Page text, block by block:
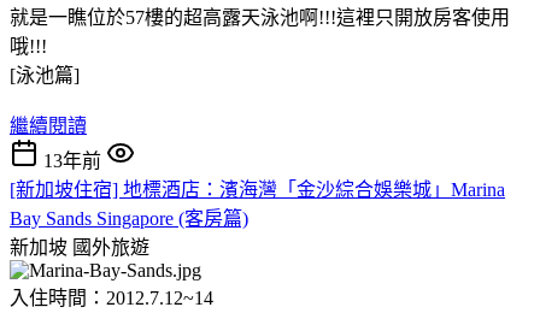
就是一瞧位於57樓的超高露天泳池啊 !!!這裡只開放房客使用
哦!!!
[泳池篇]
繼續閱讀
13年前
[新加坡住宿] 地標酒店：濱海灣「金沙綜合娛樂城」Marina
Bay Sands Singapore (客房篇)
新加坡 國外旅遊
入住時間：2012.7.12~14